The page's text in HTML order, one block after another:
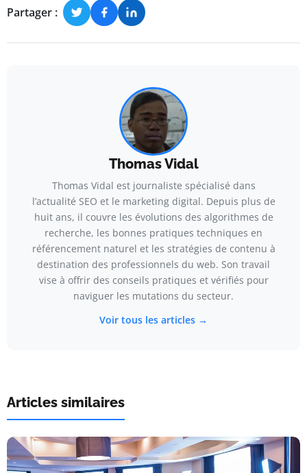
Partager :
Thomas Vidal
Thomas Vidal est journaliste spécialisé dans
l’actualité SEO et le marketing digital. Depuis plus de
huit ans, il couvre les évolutions des algorithmes de
recherche, les bonnes pratiques techniques en
référencement naturel et les stratégies de contenu à
destination des professionnels du web. Son travail
vise à offrir des conseils pratiques et vérifiés pour
naviguer les mutations du secteur.
Voir tous les articles →
Articles similaires